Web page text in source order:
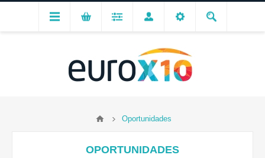
Oportunidades
OPORTUNIDADES